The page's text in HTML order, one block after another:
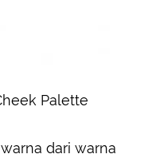
Palette
dari warna